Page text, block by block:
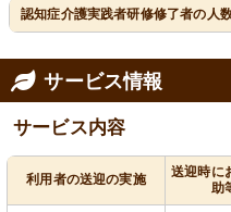
認知症介護実践者研修修了者の人
サービス情報
サービス内容
利用者の送迎の実施
送迎時に
助